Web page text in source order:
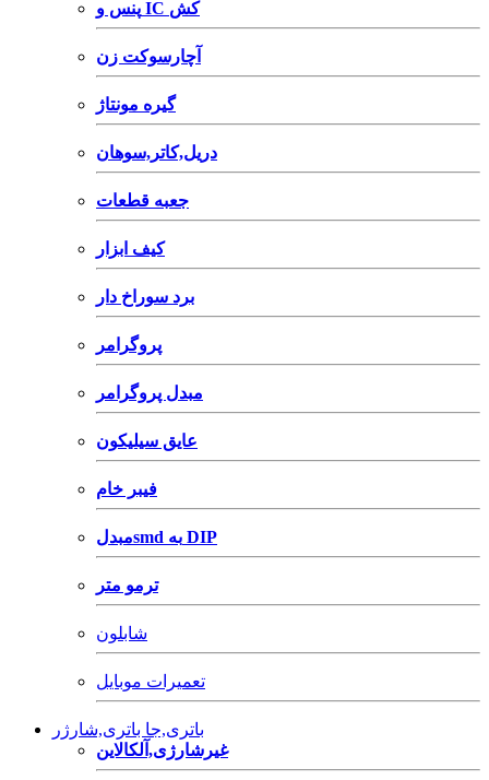
پنس و IC کش
آچارسوکت زن
گیره مونتاژ
دریل,کاتر,سوهان
جعبه قطعات
کیف ابزار
برد سوراخ دار
پروگرامر
مبدل پروگرامر
عایق سیلیکون
فیبر خام
مبدلsmd به DIP
ترمو متر
شابلون
تعمیرات موبایل
باتری,جا باتری,شارژر
غیرشارژی,آلکالاین